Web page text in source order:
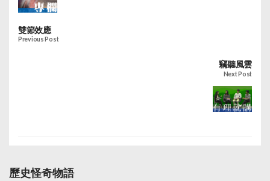
雙節效應
Previous Post
竊聽風雲
Next Post
歷史怪奇物語